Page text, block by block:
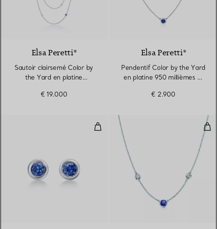
2 Matériaux
Elsa Peretti®
Sautoir clairsemé Color by
the Yard en platine
diamants
€ 19.000
Elsa Peretti®
Pendentif Color by the Yard
en platine 950 millièmes et
€ 2.900
Boucles d’oreilles Color by the
2 Matériaux